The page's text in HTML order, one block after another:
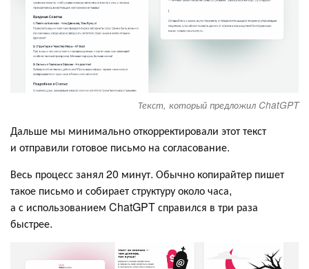
Текст, который предложил ChatGPT
Дальше мы минимально откорректировали этот текст
и отправили готовое письмо на согласование.
Весь процесс занял 20 минут. Обычно копирайтер пишет
такое письмо и собирает структуру около часа,
а с использованием ChatGPT справился в три раза
быстрее.